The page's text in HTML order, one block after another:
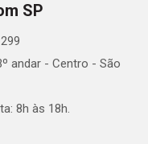
SP
andar - Centro - São
8h às 18h.